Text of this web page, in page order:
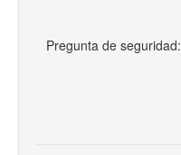
Pregunta de seguridad: